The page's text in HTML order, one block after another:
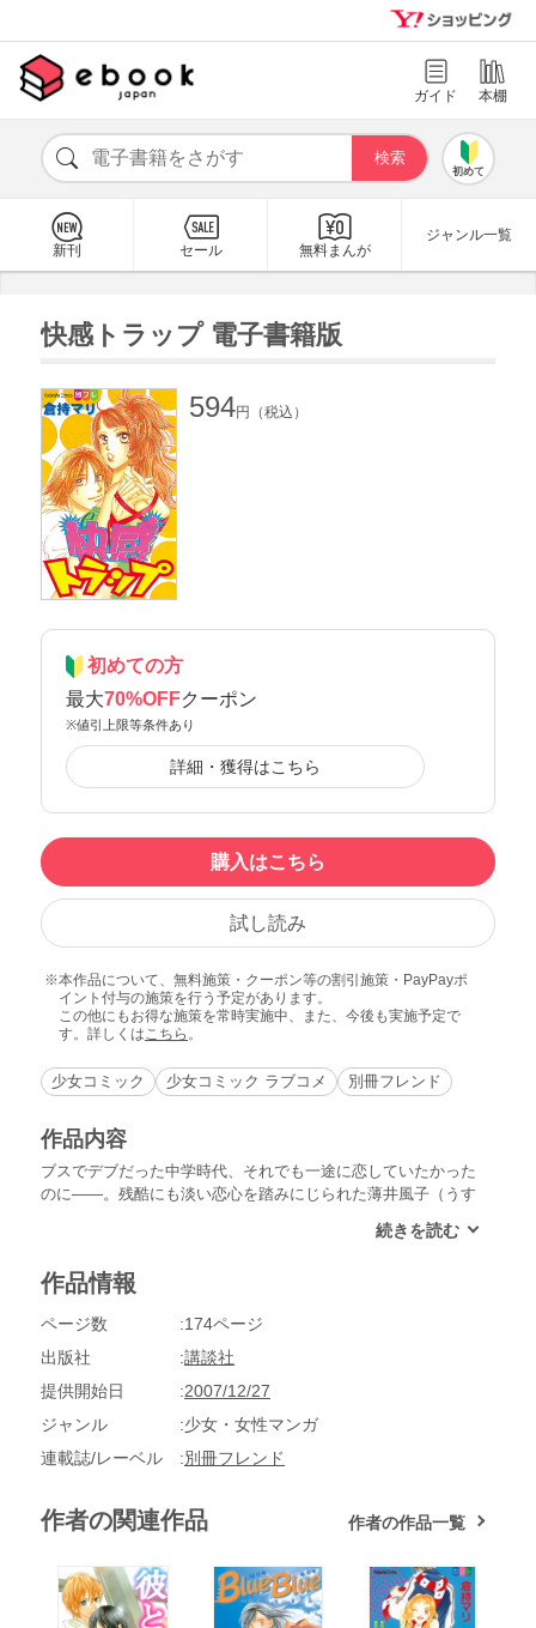
ガイド 本棚
初めて
新刊 セール 無料まんが
ジャンル一覧
快感トラップ 電子書籍版
594円（税込）
初めての方
最大70%OFFクーポン
※値引上限等条件あり
詳細・獲得はこちら
購入はこちら
試し読み
本作品について、無料施策・クーポン等の割引施策・PayPayポ
イント付与の施策を行う予定があります。
この他にもお得な施策を常時実施中、また、今後も実施予定で
す。詳しくはこちら 。
少女コミック 少女コミック ラブコメ 別冊フレンド
作品内容
ブスでデブだった中学時代、それでも一途に恋していたかった
のに――。残酷にも淡い恋心を踏みにじられた薄井風子（うす
くしゅう）するため、ダイエットできれいになって、見事高校
風子に、晴彦は興味をもってくれなくて……。復讐の罠（わ
りえないほど面白い、痛快リベンジ・ラブの行方は――!?
作品情報
ページ数
174ページ
出版社
講談社
提供開始日
2007/12/27
ジャンル
少女・女性マンガ
連載誌/レーベル
別冊フレンド
作者の関連作品 作者の作品一覧